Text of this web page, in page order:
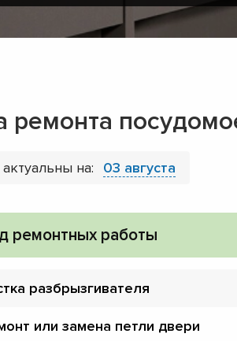
ремонта
на: 03 августа
ремонтных работы
разбрызгивателя
или замена петли двери